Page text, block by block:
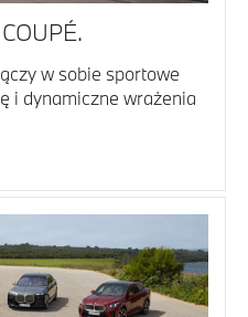
w sobie sportowe
i dynamiczne wrażenia